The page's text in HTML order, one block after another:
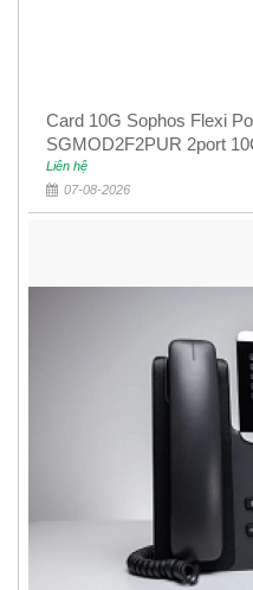
Card 10G Sophos Flexi
SGMOD2F2PUR 2port
Liên hệ
07-08-2026